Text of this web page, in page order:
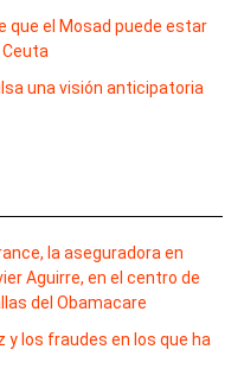
que el Mosad puede estar
una visión anticipatoria
la aseguradora en
Aguirre, en el centro de
del Obamacare
y los fraudes en los que ha